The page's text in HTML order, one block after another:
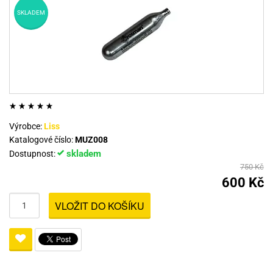
DETEKTORY KOVŮ
SKLADEM
Výrobce:Liss
Katalogové číslo:MUZ008
Dostupnost:
skladem
750 Kč
600 Kč
VLOŽIT DO KOŠÍKU